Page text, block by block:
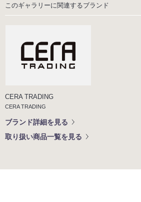
このギャラリーに関連するブランド
CERA TRADING
CERA TRADING
ブランド詳細を見る
取り扱い商品一覧を見る